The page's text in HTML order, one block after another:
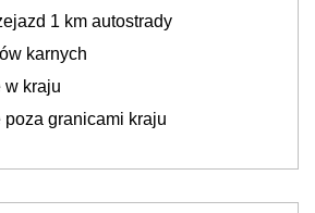
1 km autostrady
karnych
w kraju
poza granicami kraju